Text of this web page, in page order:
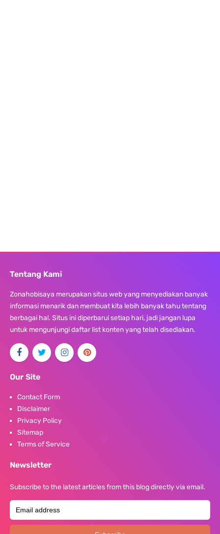
Tentang Kami
Zonahobisaya merupakan situs web yang menyediakan banyak
informasi menarik dan membuat kita lebih banyak tahu tentang
berbagai hal. Situs ini diperbarui setiap hari, jadi jangan lupa
untuk mengunjungi daftar list konten yang telah disediakan.
Our Site
Contact Form
Disclaimer
Privacy Policy
Sitemap
Terms of Service
Newsletter
Subscribe to the latest articles from this blog directly via email.